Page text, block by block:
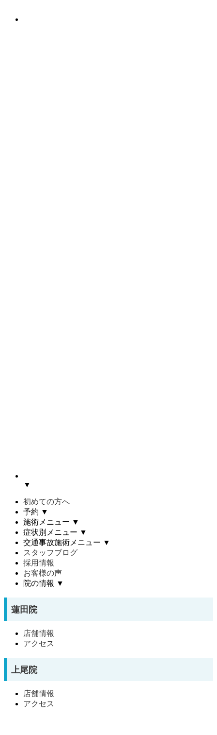
▼
初めての方へ
予約 ▼
施術メニュー ▼
症状別メニュー ▼
交通事故施術メニュー ▼
スタッフブログ
採用情報
お客様の声
院の情報 ▼
蓮田院
店舗情報
アクセス
上尾院
店舗情報
アクセス